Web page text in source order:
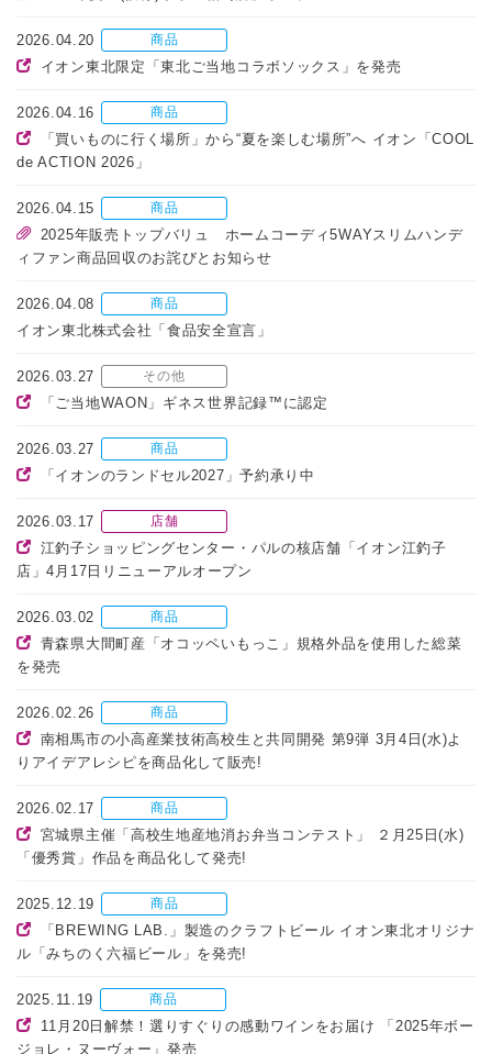
2026.04.20 商品
イオン東北限定「東北ご当地コラボソックス」を発売
2026.04.16 商品
「買いものに行く場所」から“夏を楽しむ場所”へ イオン「COOL
de ACTION 2026」
2026.04.15 商品
2025年販売トップバリュ ホームコーディ5WAYスリムハンデ
ィファン商品回収のお詫びとお知らせ
2026.04.08 商品
イオン東北株式会社「食品安全宣言」
2026.03.27 その他
「ご当地WAON」ギネス世界記録™に認定
2026.03.27 商品
「イオンのランドセル2027」予約承り中
2026.03.17 店舗
江釣子ショッピングセンター・パルの核店舗「イオン江釣子
店」4月17日リニューアルオープン
2026.03.02 商品
青森県大間町産「オコッペいもっこ」規格外品を使用した総菜
を発売
2026.02.26 商品
南相馬市の小高産業技術高校生と共同開発 第9弾 3月4日(水)よ
りアイデアレシピを商品化して販売!
2026.02.17 商品
宮城県主催「高校生地産地消お弁当コンテスト」 ２月25日(水)
「優秀賞」作品を商品化して発売!
2025.12.19 商品
「BREWING LAB.」製造のクラフトビール イオン東北オリジナ
ル「みちのく六福ビール」を発売!
2025.11.19 商品
11月20日解禁！選りすぐりの感動ワインをお届け 「2025年ボー
ジョレ・ヌーヴォー」発売